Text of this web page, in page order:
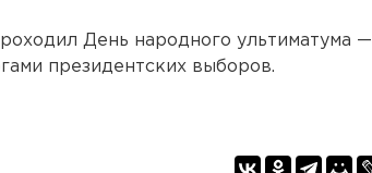
День народного ультиматума —
президентских выборов.